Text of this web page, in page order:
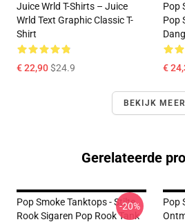
Juice Wrld T-Shirts – Juice
Wrld Text Graphic Classic T-
Shirt
€ 22,90$24.9
Pop
Pop
€
BEKIJK MEER
Gerelateerde
Pop Smoke Tanktops - Stilte
Rook Sigaren Pop Rook Tank
-20%
Pop